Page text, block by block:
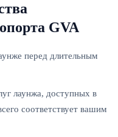
GVA
перед длительным
лаунжа, доступных в
соответствует вашим